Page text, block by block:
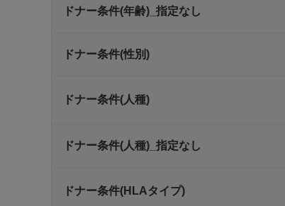
ドナー条件(年齢)_指定なし
ドナー条件(性別)
ドナー条件(人種)
ドナー条件(人種)_指定なし
ドナー条件(HLAタイプ)